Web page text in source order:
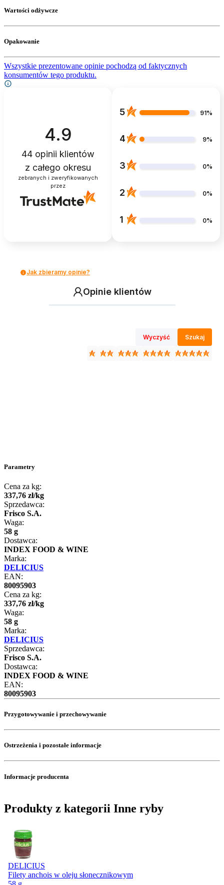
Wartości odżywcze
Opakowanie
Wszystkie prezentowane opinie pochodzą od faktycznych
konsumentów tego produktu.
4.9
44 opinii klientów
z całego okresu
zebranych i zweryfikowanych
przez
5 91%
4 9%
3 0%
2 0%
1 0%
Jak zbieramy opinie?
Opinie klientów
Wyczyść Szukaj
Parametry
Cena za kg:
337,76 zł/kg
Sprzedawca:
Frisco S.A.
Waga:
58 g
Dostawca:
INDEX FOOD & WINE
Marka:
DELICIUS
EAN:
80095903
Cena za kg:
337,76 zł/kg
Waga:
58 g
Marka:
DELICIUS
Sprzedawca:
Frisco S.A.
Dostawca:
INDEX FOOD & WINE
EAN:
80095903
Przygotowywanie i przechowywanie
Ostrzeżenia i pozostałe informacje
Informacje producenta
Produkty z kategorii Inne ryby
DELICIUS
Filety anchois w oleju słonecznikowym